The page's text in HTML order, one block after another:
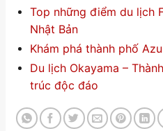
Top những điểm du lịch
Nhật Bản
Khám phá thành phố
Du lịch Okayama –
trúc độc đáo